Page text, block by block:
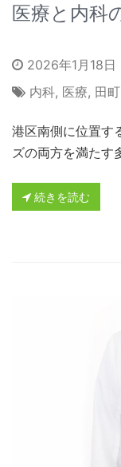
医療と内科
2026年1月18日
内科, 医療, 田町
港区南側に位置す
ズの両方を満たす
続きを読む